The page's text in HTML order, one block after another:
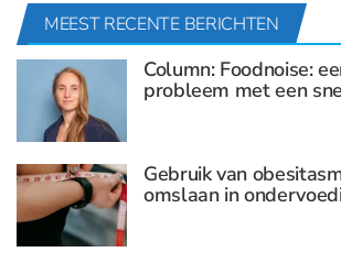
MEEST RECENTE BERICHTEN
Column: Foodnoise:
probleem met een
Gebruik van
omslaan in